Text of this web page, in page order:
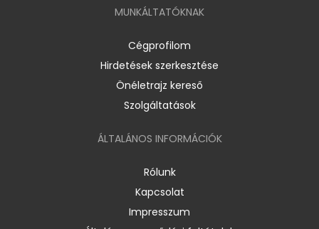
MUNKÁLTATÓKNAK
Cégprofilom
Hirdetések szerkesztése
Önéletrajz kereső
Szolgáltatások
ÁLTALÁNOS INFORMÁCIÓK
Rólunk
Kapcsolat
Impresszum